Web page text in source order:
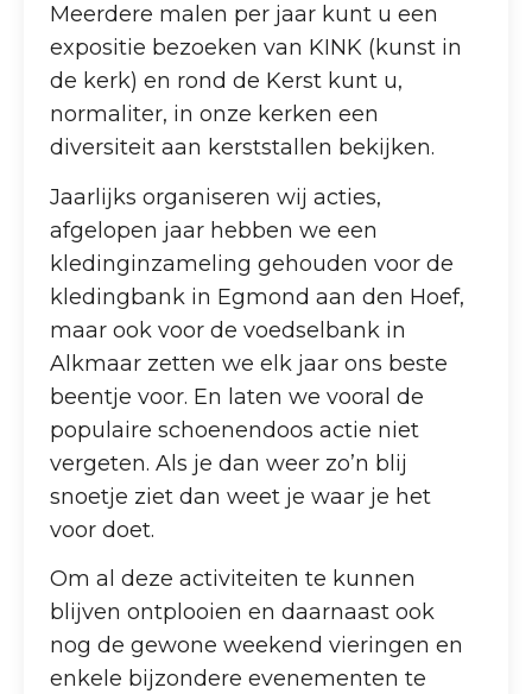
Meerdere malen per jaar kunt u een
expositie bezoeken van KINK (kunst in
de kerk) en rond de Kerst kunt u,
normaliter, in onze kerken een
diversiteit aan kerststallen bekijken.
Jaarlijks organiseren wij acties,
afgelopen jaar hebben we een
kledinginzameling gehouden voor de
kledingbank in Egmond aan den Hoef,
maar ook voor de voedselbank in
Alkmaar zetten we elk jaar ons beste
beentje voor. En laten we vooral de
populaire schoenendoos actie niet
vergeten. Als je dan weer zo’n blij
snoetje ziet dan weet je waar je het
voor doet.
Om al deze activiteiten te kunnen
blijven ontplooien en daarnaast ook
nog de gewone weekend vieringen en
enkele bijzondere evenementen te